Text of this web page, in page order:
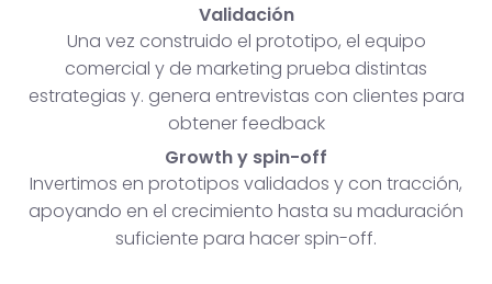
Validación
Una vez construido el prototipo, el equipo
comercial y de marketing prueba distintas
estrategias y. genera entrevistas con clientes para
obtener feedback
Growth y spin-off
Invertimos en prototipos validados y con tracción,
apoyando en el crecimiento hasta su maduración
suficiente para hacer spin-off.